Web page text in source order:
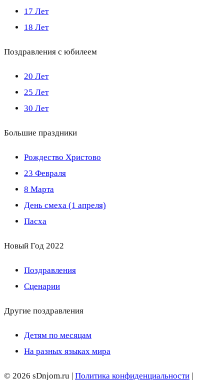
17 Лет
18 Лет
Поздравления с юбилеем
20 Лет
25 Лет
30 Лет
Большие праздники
Рождество Христово
23 Февраля
8 Марта
День смеха (1 апреля)
Пасха
Новый Год 2022
Поздравления
Сценарии
Другие поздравления
Детям по месяцам
На разных языках мира
© 2026 sDnjom.ru | Политика конфиденциальности |